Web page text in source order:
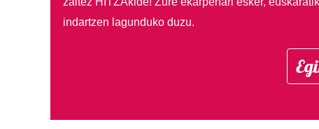
indartzen lagunduko duzu.